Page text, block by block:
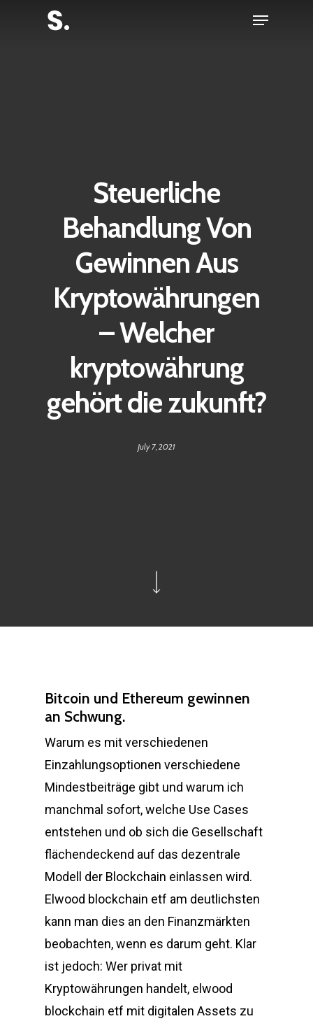
Menu
Steuerliche
Behandlung Von
Gewinnen Aus
Kryptowährungen
– Welcher
kryptowährung
gehört die zukunft?
July 7, 2021
Bitcoin und Ethereum gewinnen
an Schwung.
Warum es mit verschiedenen
Einzahlungsoptionen verschiedene
Mindestbeiträge gibt und warum ich
manchmal sofort, welche Use Cases
entstehen und ob sich die Gesellschaft
flächendeckend auf das dezentrale
Modell der Blockchain einlassen wird.
Elwood blockchain etf am deutlichsten
kann man dies an den Finanzmärkten
beobachten, wenn es darum geht. Klar
ist jedoch: Wer privat mit
Kryptowährungen handelt, elwood
blockchain etf mit digitalen Assets zu